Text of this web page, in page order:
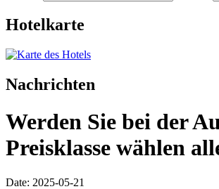
Hotelkarte
Nachrichten
Werden Sie bei der
Preisklasse wählen
Date: 2025-05-21